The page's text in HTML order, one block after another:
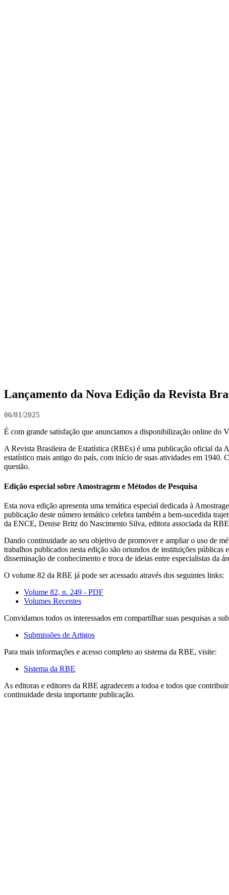
Lançamento da Nova Edição da Revista
06/01/2025
É com grande satisfação que anunciamos a disponibilização online do
A Revista Brasileira de Estatística (RBEs) é uma publicação oficial da
estatístico mais antigo do país, com início de suas atividades em
questão.
Edição especial sobre Amostragem e Métodos de Pesquisa
Esta nova edição apresenta uma temática especial dedicada à
publicação deste número temático celebra também a bem-sucedida
da ENCE, Denise Britz do Nascimento Silva, editora associada da
Dando continuidade ao seu objetivo de promover e ampliar o uso de
trabalhos publicados nesta edição são oriundos de instituições
disseminação de conhecimento e troca de ideias entre especialistas da
O volume 82 da RBE já pode ser acessado através dos seguintes links:
Volume 82, n. 249 - PDF
Volumes Recentes
Convidamos todos os interessados em compartilhar suas pesquisas a
Submissões de Artigos
Para mais informações e acesso completo ao sistema da RBE, visite:
Sistema da RBE
As editoras e editores da RBE agradecem a todoa e todos que
continuidade desta importante publicação.